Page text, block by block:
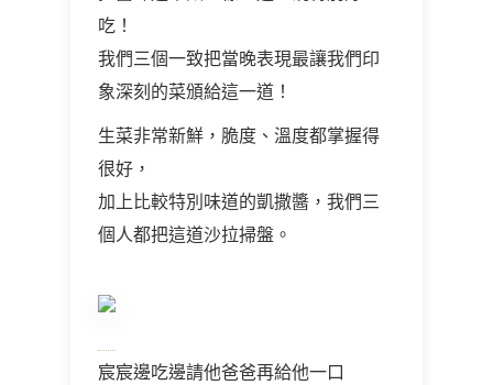
吃！
我們三個一致把當晚表現最讓我們印
象深刻的菜頒給這一道！
生菜非常新鮮，脆度、溫度都掌握得
很好，
加上比較特別味道的凱撒醬，我們三
個人都把這道沙拉掃盤。
宸宸邊吃邊請他爸爸再給他一口